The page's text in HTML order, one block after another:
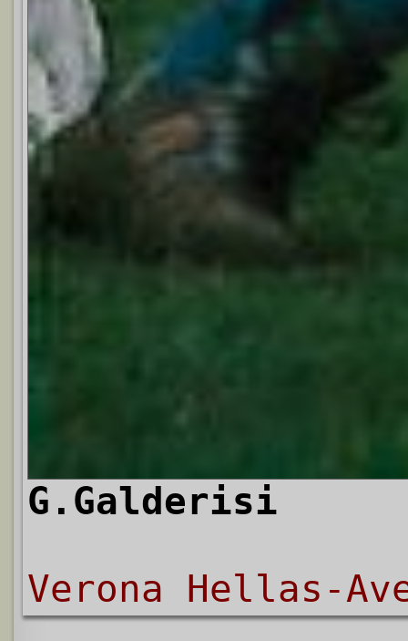
G.Galderisi
Verona Hellas-